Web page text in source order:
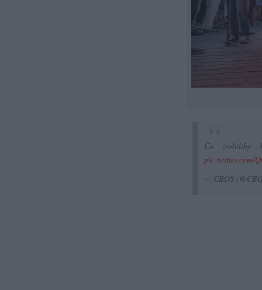
Co zrobiliby
pic.twitter.com/
— CBOS